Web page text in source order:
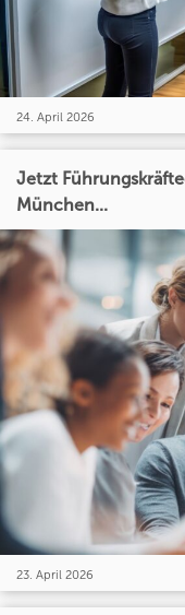
24. April 2026
Jetzt
München...
23. April 2026